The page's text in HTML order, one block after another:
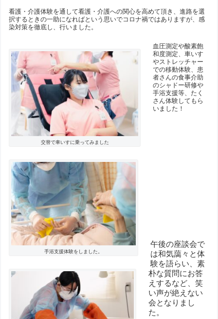
看護・介護体験を通して看護・介護への関心を高めて頂き、進路を選
択するときの一助になればという思いでコロナ禍ではありますが、感
染対策を徹底し、行いました。
交替で車いすに乗ってみました
血圧測定や酸素飽
和度測定、車いす
やストレッチャー
での移動体験、患
者さんの食事介助
のシャドー研修や
手浴支援等、たく
さん体験してもら
いました！
手浴支援体験をしました。
午後の座談会で
は和気藹々と体
験を語らい、素
朴な質問にお答
えするなど、笑
い声が絶えない
会となりまし
た。